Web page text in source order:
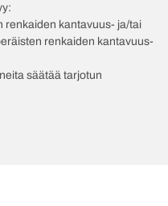
renkaiden kantavuus- ja/tai
renkaiden kantavuus-
säätää tarjotun